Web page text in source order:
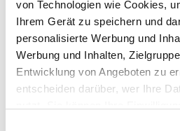
von Technologien wie Cookies,
Ihrem Gerät zu speichern und
personalisierte Werbung und
Werbung und Inhalten,
Entwicklung von Angeboten zu
entscheiden darüber, wer Ihre